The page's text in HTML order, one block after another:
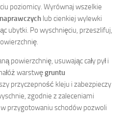
poziomicy. Wyrównaj wszelkie
lub cienkiej wylewki
ubytki. Po wyschnięciu, przeszlifuj,
powierzchnię, usuwając cały pył i
warstwęgruntu
przyczepność kleju i zabezpieczy
zgodnie z zaleceniami
przygotowaniu schodów pozwoli